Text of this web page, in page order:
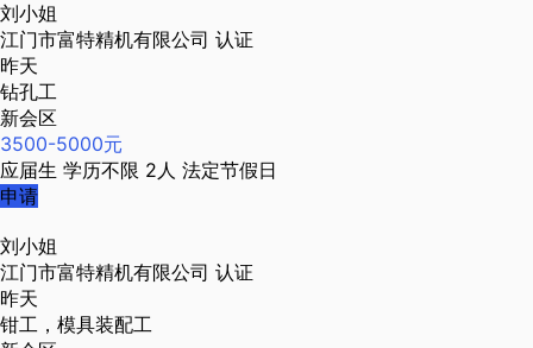
刘小姐
江门市富特精机有限公司 认证
昨天
钻孔工
新会区
3500-5000元
应届生 学历不限 2人 法定节假日
申请
刘小姐
江门市富特精机有限公司 认证
昨天
钳工，模具装配工